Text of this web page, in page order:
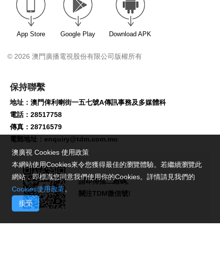
App Store Google Play Download APK
© 2026 澳門廣播電視股份有限公司版權所有
保持聯繫
地址：澳門俾利喇街一五七號A傳訊事務及多媒體科
電話：28517758
傳真：28716579
電郵地址： enquiry@tdm.com.mo
請即掃描二維碼,
關注TDM微信號!
澳廣視 Cookies 使用政策
本網站使用Cookies來令您獲得最佳的瀏覽體驗。若繼續瀏覽此
網站，即標識您同意我們使用你的Cookies。詳情請見我們的
Cookies使用政策。
接受